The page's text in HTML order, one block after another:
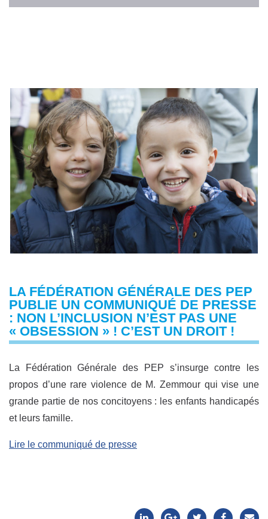
LA FÉDÉRATION GÉNÉRALE DES PEP
PUBLIE UN COMMUNIQUÉ DE PRESSE
: NON L’INCLUSION N’EST PAS UNE
« OBSESSION » ! C’EST UN DROIT !
La Fédération Générale des PEP s’insurge contre les
propos d’une rare violence de M. Zemmour qui vise une
grande partie de nos concitoyens : les enfants handicapés
et leurs famille.
Lire le communiqué de presse